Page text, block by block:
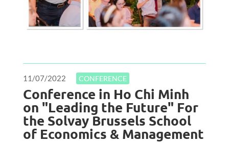
11/07/2022 CONFERENCE
Conference in Ho Chi Minh
on "Leading the Future" For
the Solvay Brussels School
of Economics & Management